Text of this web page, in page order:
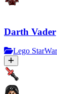
Darth Vader
Lego